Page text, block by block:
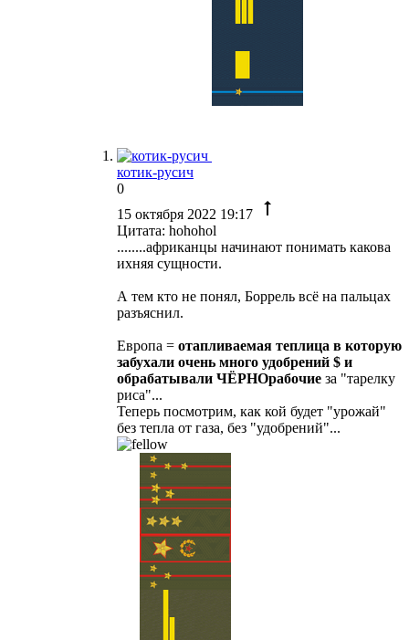
котик-русич
0
15 октября 2022 19:17
Цитата: hohohol
........африканцы начинают понимать какова
ихняя сущности.
А тем кто не понял, Боррель всё на пальцах
разъяснил.
Европа = отапливаемая теплица в которую
забухали очень много удобрений $ и
обрабатывали ЧЁРНОрабочие за "тарелку
риса"...
Теперь посмотрим, как кой будет "урожай"
без тепла от газа, без "удобрений"...